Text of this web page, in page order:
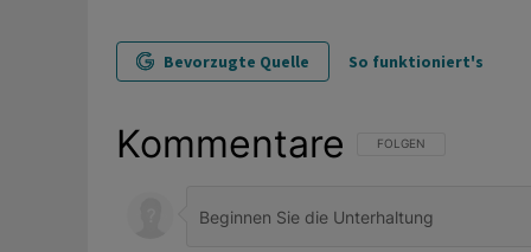
Bevorzugte Quelle So funktioniert's
Kommentare FOLGE DIESER
FOLGEN